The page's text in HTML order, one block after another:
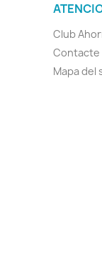
Club
Contacte
Mapa del